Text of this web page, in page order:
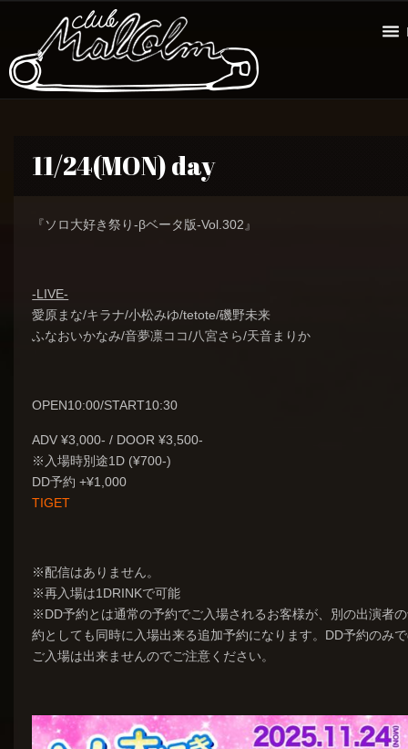
11/24(MON) day
『ソロ大好き祭り-βベータ版-Vol.302』
-LIVE-
愛原まな/キラナ/小松みゆ/tetote/磯野未来
ふなおいかなみ/音夢凛ココ/八宮さら/天音まりか
OPEN10:00/START10:30
ADV ¥3,000- / DOOR ¥3,500-
※入場時別途1D (¥700-)
DD予約 +¥1,000
TIGET
※配信はありません。
※再入場は1DRINKで可能
※DD予約とは通常の予約でご入場されるお客様が、別の出演者
約としても同時に入場出来る追加予約になります。DD予約のみ
ご入場は出来ませんのでご注意ください。